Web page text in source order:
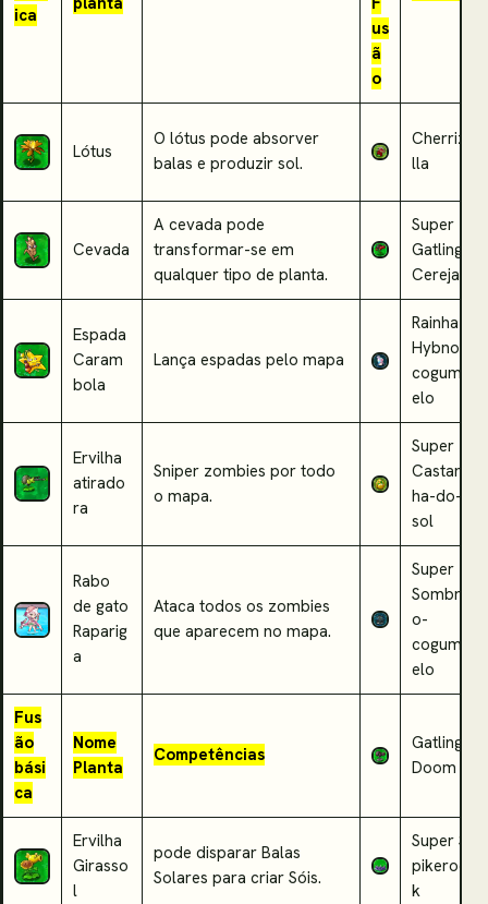
ica
us
ã
o
Lótus
O lótus pode absorver
balas e produzir sol.
Cherrizi
lla
Cevada
A cevada pode
transformar-se em
qualquer tipo de planta.
Super
Gatling
Cereja
Espada
Caram
bola
Lança espadas pelo mapa
Rainha
Hybno-
cogum
elo
Ervilha
atirado
ra
Sniper zombies por todo
o mapa.
Super
Castan
ha-do-
sol
Rabo
de gato
Raparig
a
Ataca todos os zombies
que aparecem no mapa.
Super
Sombri
o-
cogum
elo
Fus
ão
bási
ca
Nome
Planta
Competências
Gatling
Doom
Ervilha
Girasso
l
pode disparar Balas
Solares para criar Sóis.
Super S
pikeroc
k